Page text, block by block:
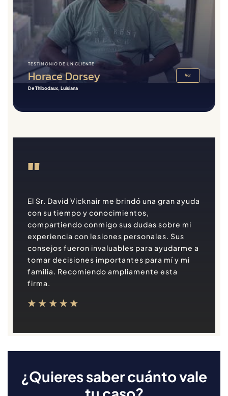
TESTIMONIO DE UN CLIENTE
Horace Dorsey
De Thibodaux, Luisiana
Ver
"
El Sr. David Vicknair me brindó una gran ayuda
con su tiempo y conocimientos,
compartiendo conmigo sus dudas sobre mi
experiencia con lesiones personales. Sus
consejos fueron invaluables para ayudarme a
tomar decisiones importantes para mí y mi
familia. Recomiendo ampliamente esta
firma.
¿Quieres saber cuánto vale